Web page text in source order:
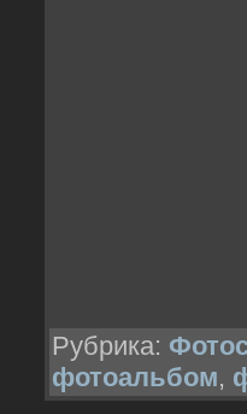
Рубрика:
фотоальбом,